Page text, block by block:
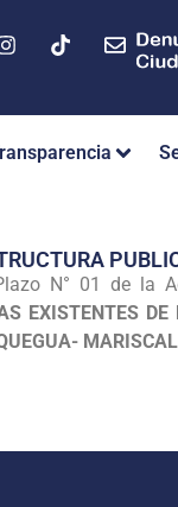
N° 01 de la
EXISTENTES